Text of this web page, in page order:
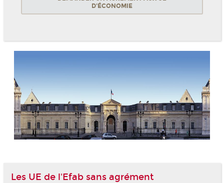
D'ÉCONOMIE
Les UE de l'Efab sans agrément